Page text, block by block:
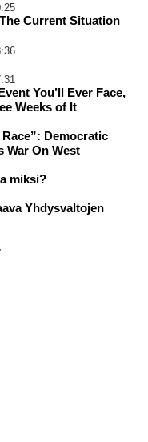
Current Situation
You’ll Ever Face,
Weeks of It
Race”: Democratic
War On West
miksi?
Yhdysvaltojen